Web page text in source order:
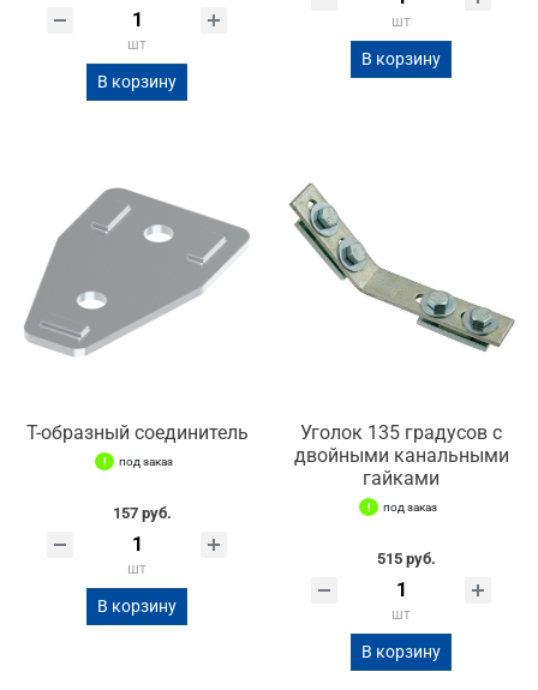
шт
В корзину
шт
В корзину
Т-образный соединитель
под заказ
157 руб.
шт
В корзину
Уголок 135 градусов с
двойными канальными
гайками
под заказ
515 руб.
шт
В корзину